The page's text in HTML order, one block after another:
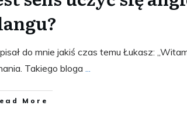
do mnie jakiś czas temu Łukasz:
Takiego bloga
More